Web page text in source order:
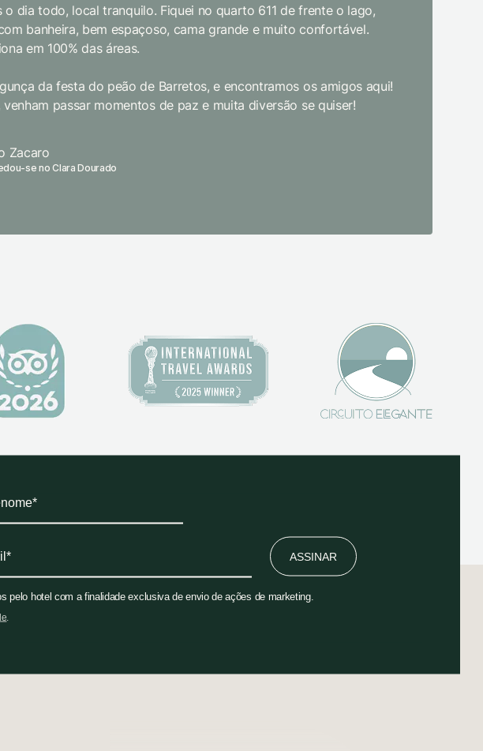
o dia todo, local tranquilo. Fiquei no quarto 611 de frente o lago,
banheira, bem espaçoso, cama grande e muito confortável.
em 100% das áreas.
da festa do peão de Barretos, e encontramos os amigos aqui!
passar momentos de paz e muita diversão se quiser!
Zacaro
se no Clara Dourado
ASSINAR
pelo hotel com a finalidade exclusiva de envio de ações de marketing.